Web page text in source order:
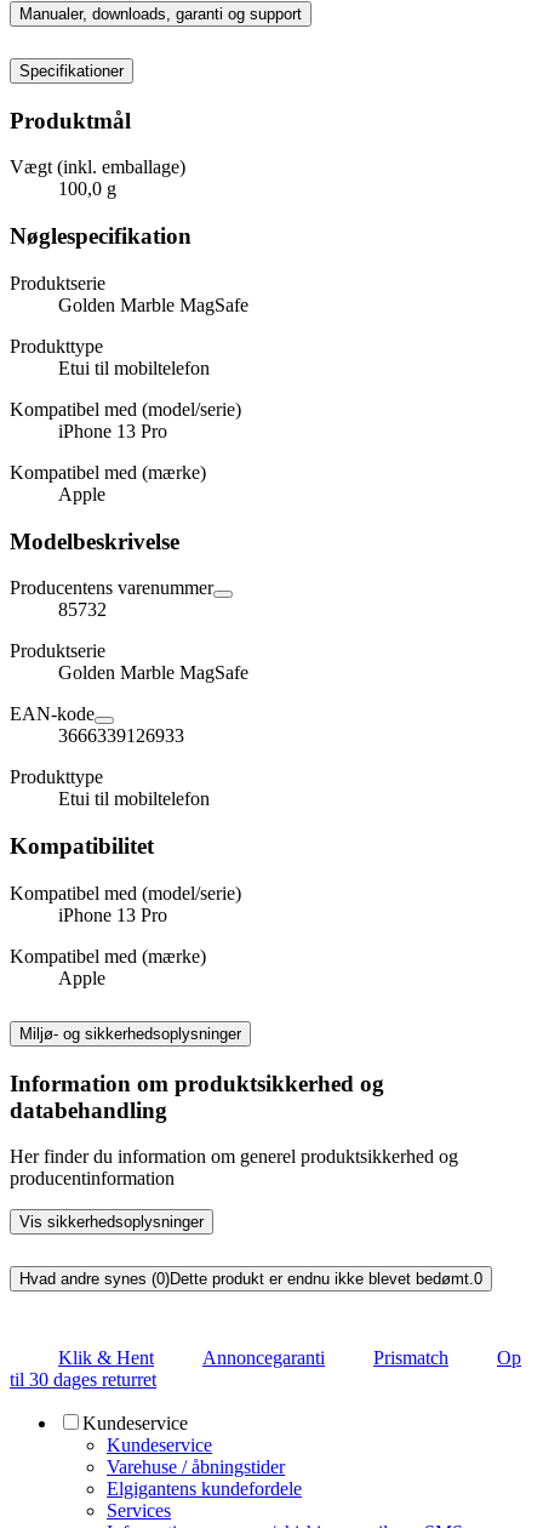
Manualer, downloads, garanti og support
Specifikationer
Produktmål
Vægt (inkl. emballage)
100,0 g
Nøglespecifikation
Produktserie
Golden Marble MagSafe
Produkttype
Etui til mobiltelefon
Kompatibel med (model/serie)
iPhone 13 Pro
Kompatibel med (mærke)
Apple
Modelbeskrivelse
Producentens varenummer
85732
Produktserie
Golden Marble MagSafe
EAN-kode
3666339126933
Produkttype
Etui til mobiltelefon
Kompatibilitet
Kompatibel med (model/serie)
iPhone 13 Pro
Kompatibel med (mærke)
Apple
Miljø- og sikkerhedsoplysninger
Information om produktsikkerhed og
databehandling
Her finder du information om generel produktsikkerhed og
producentinformation
Vis sikkerhedsoplysninger
Hvad andre synes (0)Dette produkt er endnu ikke blevet bedømt.0
Klik & Hent Annoncegaranti Prismatch
Op
til 30 dages returret
Kundeservice
Kundeservice
Varehuse / åbningstider
Elgigantens kundefordele
Services